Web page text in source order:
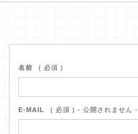
名前 ( 必須 )
E-MAIL ( 必須 ) - 公開されません -